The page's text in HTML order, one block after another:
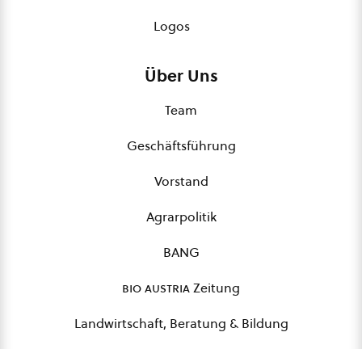
Logos
Über Uns
Team
Geschäftsführung
Vorstand
Agrarpolitik
BANG
bio austriaZeitung
Landwirtschaft, Beratung & Bildung